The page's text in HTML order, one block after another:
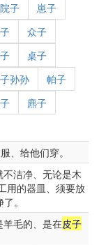
院子
崽子
众子
桌子
孙孙
帕子
麃子
、给他们穿。
洁净、无论是木
用的器皿、须要放
。
毛的、是在皮子